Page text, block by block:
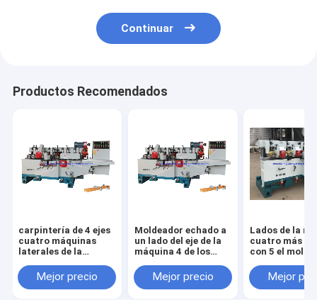
Continuar
Productos Recomendados
carpintería de 4 ejes
cuatro máquinas
laterales de la
moldeador con CE
Mejor precio
Moldeador echado a
un lado del eje de la
máquina 4 de los
Mejor precio
Lados de la
cuatro más
con 5 el
cuatroMejor